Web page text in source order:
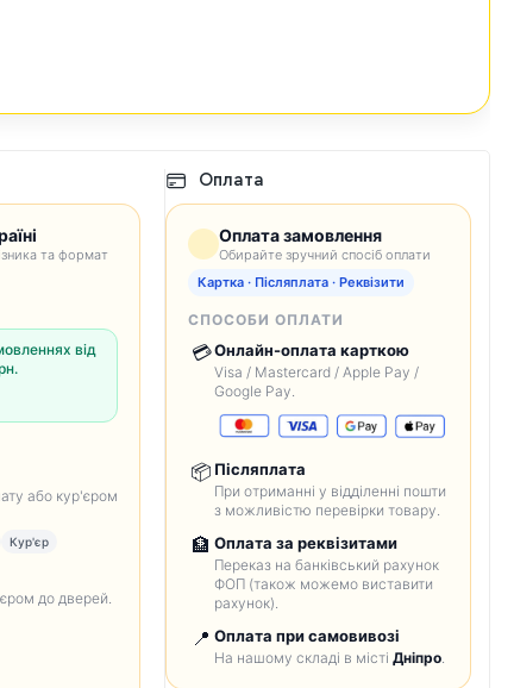
та формат
від
або кур'єром
Кур'єр
до дверей.
Оплата
Оплата замовлення
Обирайте зручний спосіб оплати
Картка · Післяплата · Реквізити
СПОСОБИ ОПЛАТИ
💳Онлайн-оплата карткою
Visa / Mastercard / Apple Pay /
Google Pay.
📦 Післяплата
При отриманні у відділенні пошти
з можливістю перевірки товару.
🏦 Оплата за реквізитами
Переказ на банківський рахунок
ФОП (також можемо виставити
рахунок).
📍 Оплата при самовивозі
На нашому складі в містіДніпро.